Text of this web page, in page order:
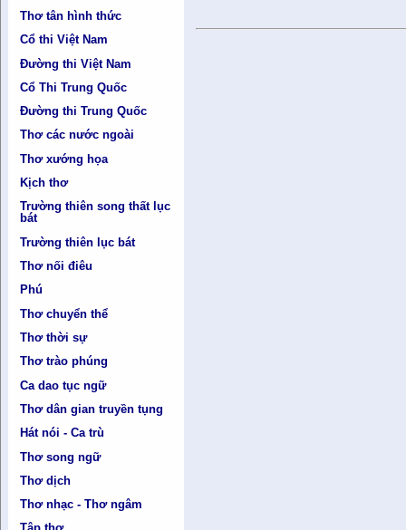
Thơ tân hình thức
Cổ thi Việt Nam
Đường thi Việt Nam
Cổ Thi Trung Quốc
Đường thi Trung Quốc
Thơ các nước ngoài
Thơ xướng họa
Kịch thơ
Trường thiên song thất lục
bát
Trường thiên lục bát
Thơ nối điêu
Phú
Thơ chuyển thể
Thơ thời sự
Thơ trào phúng
Ca dao tục ngữ
Thơ dân gian truyền tụng
Hát nói - Ca trù
Thơ song ngữ
Thơ dịch
Thơ nhạc - Thơ ngâm